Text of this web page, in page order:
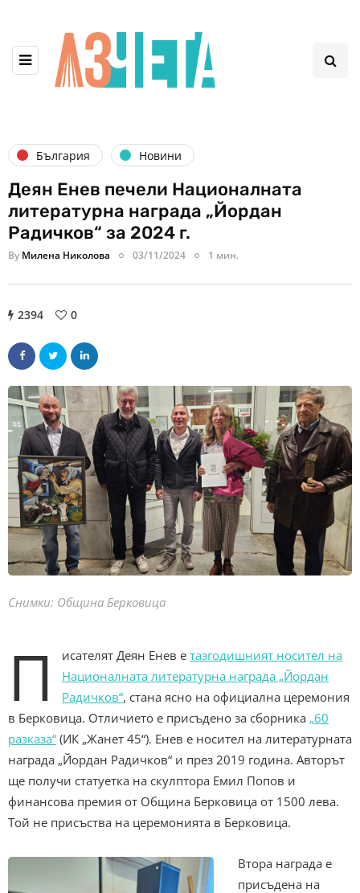
България Новини
Деян Енев печели Националната
литературна награда „Йордан
Радичков“ за 2024 г.
By Милена Николова 03/11/2024 1 мин.
2394 0
Снимки: Община Берковица
П исателят Деян Енев е тазгодишният носител на
Националната литературна награда „Йордан
Радичков“, стана ясно на официална церемония
в Берковица. Отличието е присъдено за сборника „60
разказа“ (ИК „Жанет 45“). Енев е носител на литературната
награда „Йордан Радичков“ и през 2019 година. Авторът
ще получи статуетка на скулптора Емил Попов и
финансова премия от Община Берковица от 1500 лева.
Той не присъства на церемонията в Берковица.
Втора награда е
присъдена на